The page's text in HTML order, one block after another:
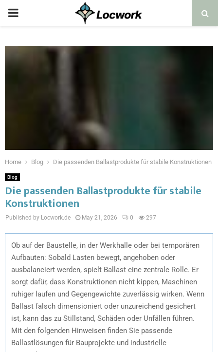
Home Blog Die passenden Ballastprodukte für stabile Konstruktionen
Blog
Die passenden Ballastprodukte für stabile
Konstruktionen
Published by Locwork.de May 21, 2026 0 297
Ob auf der Baustelle, in der Werkhalle oder bei temporären
Aufbauten: Sobald Lasten bewegt, angehoben oder
ausbalanciert werden, spielt Ballast eine zentrale Rolle. Er
sorgt dafür, dass Konstruktionen nicht kippen, Maschinen
ruhiger laufen und Gegengewichte zuverlässig wirken. Wenn
Ballast falsch dimensioniert oder unzureichend gesichert
ist, kann das zu Stillstand, Schäden oder Unfällen führen.
Mit den folgenden Hinweisen finden Sie passende
Ballastlösungen für Bauprojekte und industrielle